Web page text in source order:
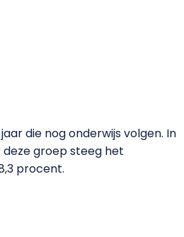
die nog onderwijs volgen. In
groep steeg het
procent.